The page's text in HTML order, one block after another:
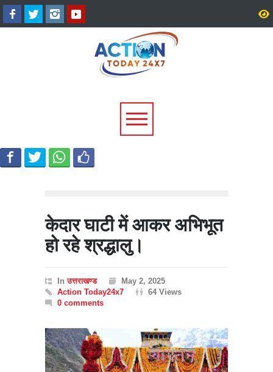
हरिद्वार में डाक कांवड़ का सैलाब,
3.19 करोड़ से अधिक शिवभक्त
गंगाजल लेकर रवाना
केदार घाटी में आकर अभिभूत
हो रहे श्रद्धालु।
Inउत्तराखण्ड
May 2, 2025
Action Today24x7
64 Views
0 comments